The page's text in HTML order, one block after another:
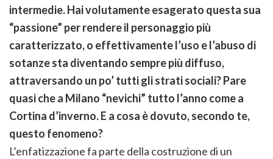
intermedie. Hai volutamente esagerato questa sua
“passione” per rendere il personaggio più
caratterizzato, o effettivamente l’uso e l’abuso di
sotanze sta diventando sempre più diffuso,
attraversando un po’ tutti gli strati sociali? Pare
quasi che a Milano “nevichi” tutto l’anno come a
Cortina d’inverno. E a cosa è dovuto, secondo te,
questo fenomeno?
L’enfatizzazione fa parte della costruzione di un